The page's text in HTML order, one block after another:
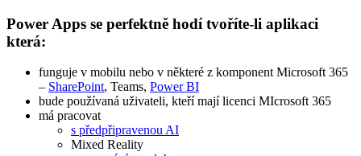
Power Apps se perfektně hodí tvoříte-li aplikaci
která:
funguje v mobilu nebo v některé z komponent Microsoft 365
– SharePoint, Teams, Power BI
bude používaná uživateli, kteří mají licenci MIcrosoft 365
má pracovat
s předpřipravenou AI
Mixed Reality